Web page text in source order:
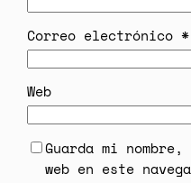
Correo electrónico*
Web
Guarda mi
web en este